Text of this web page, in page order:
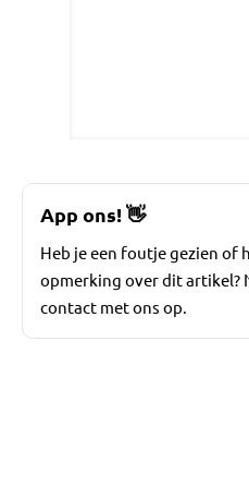
App ons!👋
Heb je een foutje gezien of
opmerking over dit artikel?
contact met ons op.